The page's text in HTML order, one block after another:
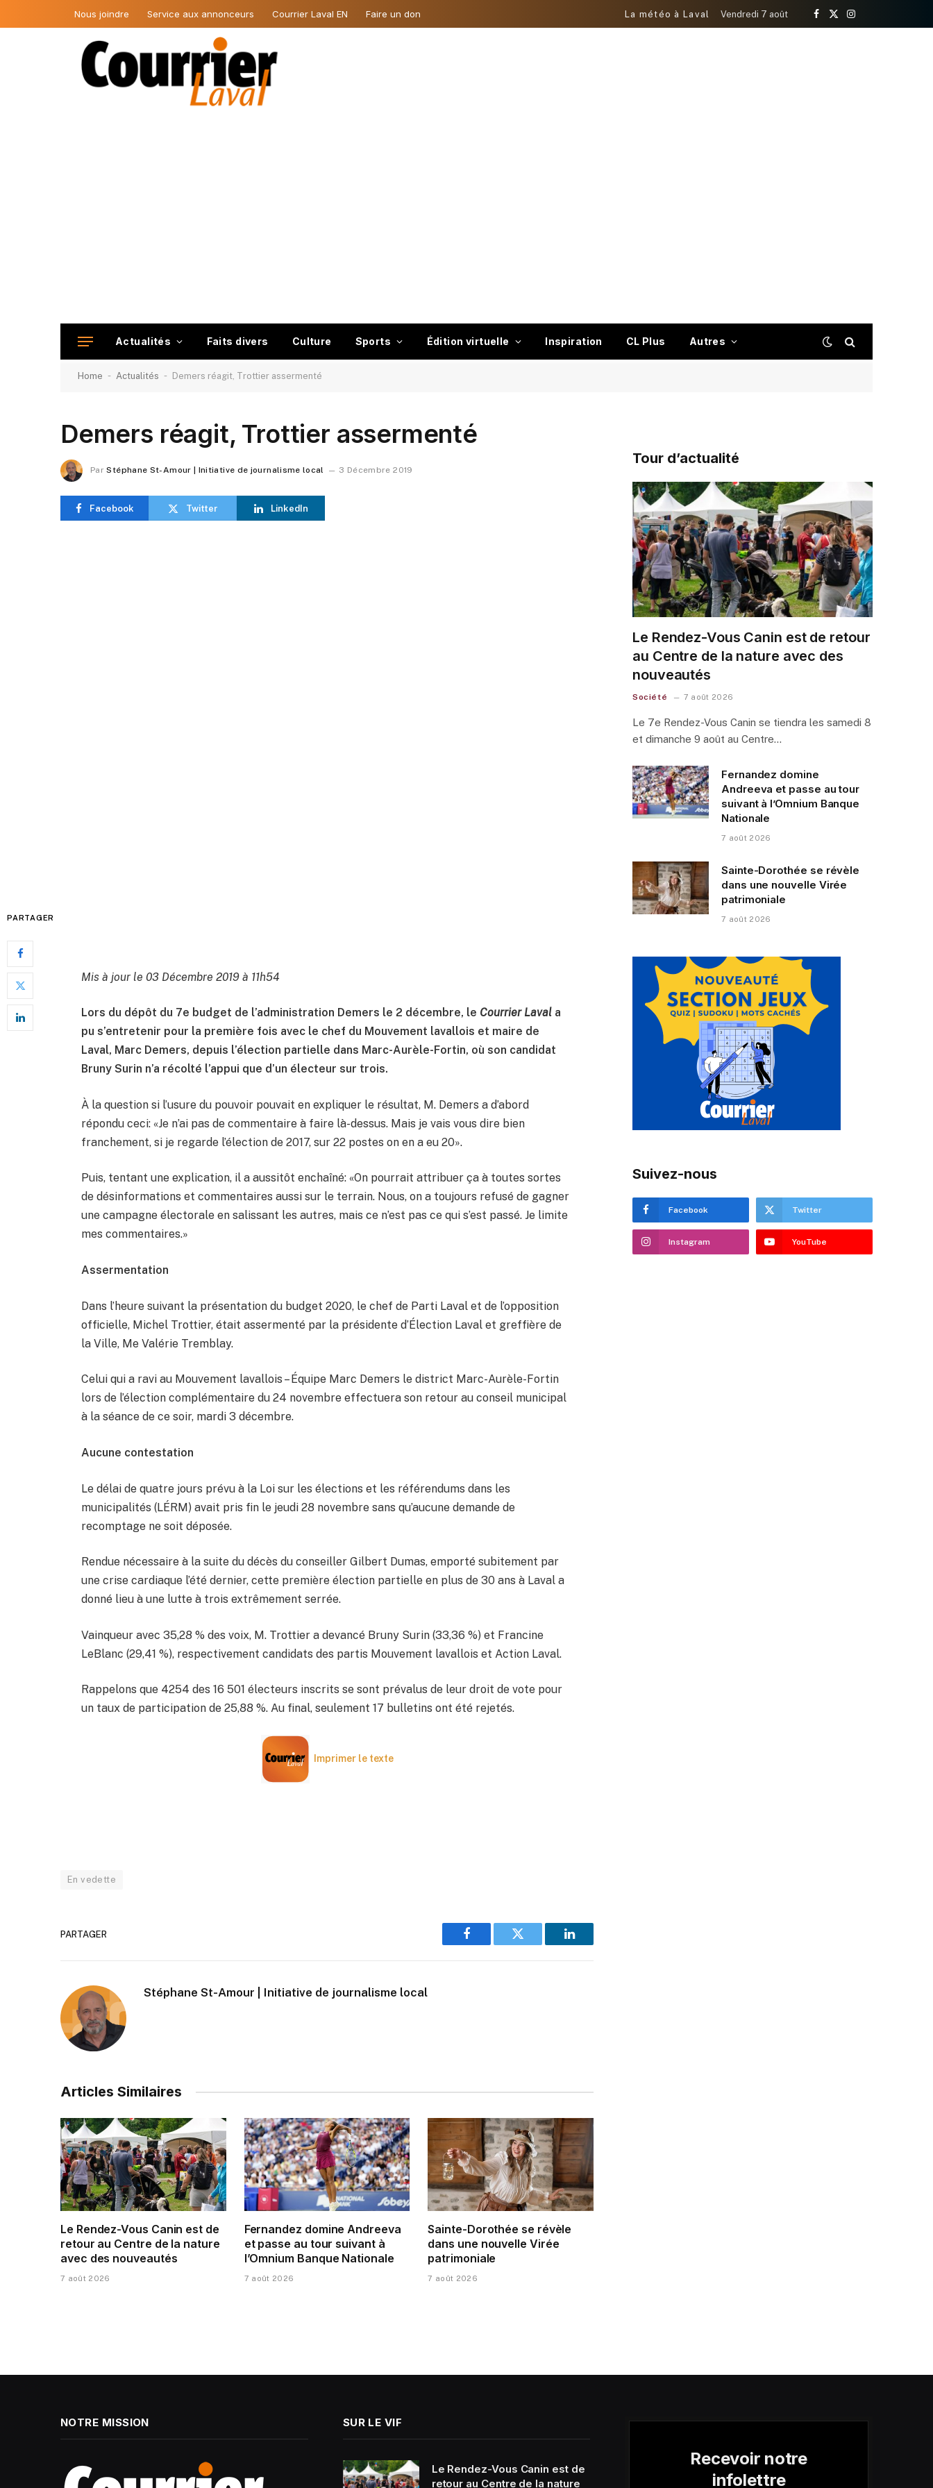
Nous joindre Service aux annonceurs Courrier Laval EN Faire un don La météo à Laval Vendredi 7 août
Facebook
X
Instagram
Actualités Faits divers Culture Sports Édition virtuelle Inspiration CL Plus Autres
Home - Actualités - Demers réagit, Trottier assermenté
Demers réagit, Trottier assermenté
Par Stéphane St-Amour | Initiative de journalisme local 3 Décembre 2019
Facebook Twitter LinkedIn
PARTAGER
Mis à jour le 03 Décembre 2019 à 11h54
Lors du dépôt du 7e budget de l’administration Demers le 2 décembre, le Courrier Laval a
pu s’entretenir pour la première fois avec le chef du Mouvement lavallois et maire de
Laval, Marc Demers, depuis l’élection partielle dans Marc-Aurèle-Fortin, où son candidat
Bruny Surin n’a récolté l’appui que d’un électeur sur trois.
À la question si l’usure du pouvoir pouvait en expliquer le résultat, M. Demers a d’abord
répondu ceci: «Je n’ai pas de commentaire à faire là-dessus. Mais je vais vous dire bien
franchement, si je regarde l’élection de 2017, sur 22 postes on en a eu 20».
Puis, tentant une explication, il a aussitôt enchaîné: «On pourrait attribuer ça à toutes sortes
de désinformations et commentaires aussi sur le terrain. Nous, on a toujours refusé de gagner
une campagne électorale en salissant les autres, mais ce n’est pas ce qui s’est passé. Je limite
mes commentaires.»
Assermentation
Dans l’heure suivant la présentation du budget 2020, le chef de Parti Laval et de l’opposition
officielle, Michel Trottier, était assermenté par la présidente d’Élection Laval et greffière de
la Ville, Me Valérie Tremblay.
Celui qui a ravi au Mouvement lavallois – Équipe Marc Demers le district Marc-Aurèle-Fortin
lors de l’élection complémentaire du 24 novembre effectuera son retour au conseil municipal
à la séance de ce soir, mardi 3 décembre.
Aucune contestation
Le délai de quatre jours prévu à la Loi sur les élections et les référendums dans les
municipalités (LÉRM) avait pris fin le jeudi 28 novembre sans qu’aucune demande de
recomptage ne soit déposée.
Rendue nécessaire à la suite du décès du conseiller Gilbert Dumas, emporté subitement par
une crise cardiaque l’été dernier, cette première élection partielle en plus de 30 ans à Laval a
donné lieu à une lutte à trois extrêmement serrée.
Vainqueur avec 35,28 % des voix, M. Trottier a devancé Bruny Surin (33,36 %) et Francine
LeBlanc (29,41 %), respectivement candidats des partis Mouvement lavallois et Action Laval.
Rappelons que 4254 des 16 501 électeurs inscrits se sont prévalus de leur droit de vote pour
un taux de participation de 25,88 %. Au final, seulement 17 bulletins ont été rejetés.
Imprimer le texte
En vedette
PARTAGER
Facebook Twitter LinkedIn
Stéphane St-Amour | Initiative de journalisme local
Articles Similaires
Le Rendez-Vous Canin est de
retour au Centre de la nature
avec des nouveautés
7 août 2026
Fernandez domine Andreeva
et passe au tour suivant à
l’Omnium Banque Nationale
7 août 2026
Sainte-Dorothée se révèle
dans une nouvelle Virée
patrimoniale
7 août 2026
Tour d’actualité
Le Rendez-Vous Canin est de retour
au Centre de la nature avec des
nouveautés
Société 7 août 2026
Le 7e Rendez-Vous Canin se tiendra les samedi 8
et dimanche 9 août au Centre…
Fernandez domine
Andreeva et passe au tour
suivant à l’Omnium Banque
Nationale
7 août 2026
Sainte-Dorothée se révèle
dans une nouvelle Virée
patrimoniale
7 août 2026
Suivez-nous
Facebook Twitter
Instagram YouTube
NOTRE MISSION SUR LE VIF
Le Rendez-Vous Canin est de
retour au Centre de la nature
Recevoir notre
infolettre